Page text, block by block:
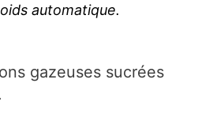
automatique.
gazeuses sucrées